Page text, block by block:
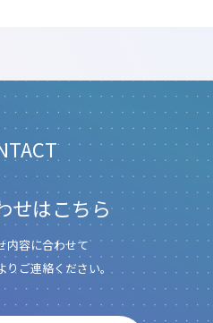
せはこちら
内容に合わせて
りご連絡ください。